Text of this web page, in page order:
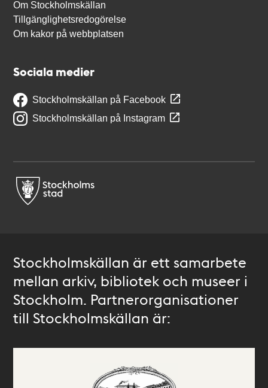
Om Stockholmskällan
Tillgänglighetsredogörelse
Om kakor på webbplatsen
Sociala medier
Stockholmskällan på Facebook
Stockholmskällan på Instagram
Stockholmskällan är ett samarbete
mellan arkiv, bibliotek och museer i
Stockholm. Partnerorganisationer
till Stockholmskällan är: